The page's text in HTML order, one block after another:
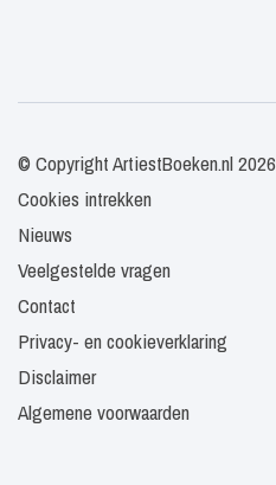
© Copyright ArtiestBoeken.nl 2026
Cookies intrekken
Nieuws
Veelgestelde vragen
Contact
Privacy- en cookieverklaring
Disclaimer
Algemene voorwaarden